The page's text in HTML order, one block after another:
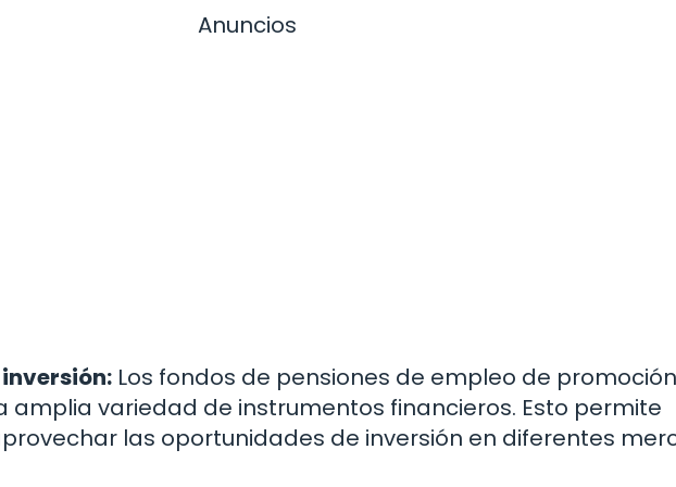
Anuncios
Los fondos de pensiones de empleo de promoción
amplia variedad de instrumentos financieros. Esto permite
las oportunidades de inversión en diferentes